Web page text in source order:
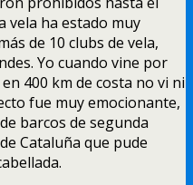
vela ha estado muy
de 10 clubs de vela,
Yo cuando vine por
400 km de costa no vi ni
fue muy emocionante,
barcos de segunda
Cataluña que pude